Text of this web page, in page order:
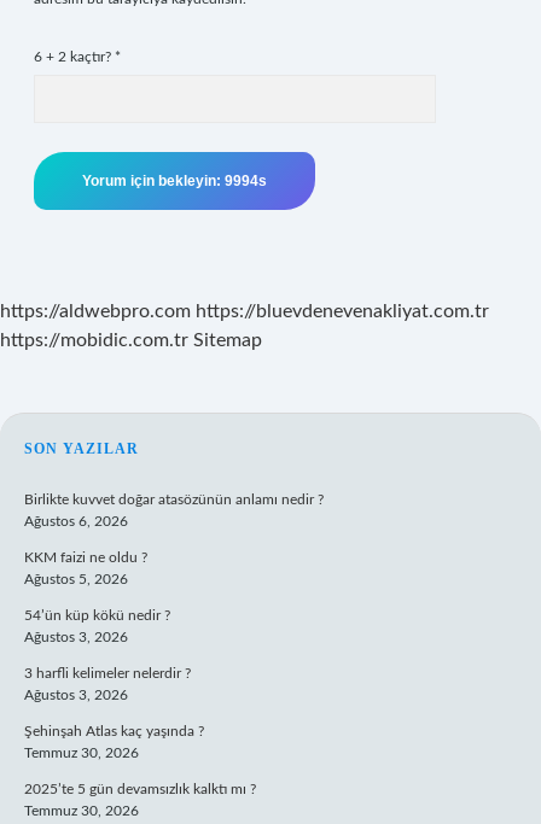
6 + 2 kaçtır? *
https://aldwebpro.com https://bluevdenevenakliyat.com.tr
https://mobidic.com.tr Sitemap
SIDEBAR
SON YAZILAR
Birlikte kuvvet doğar atasözünün anlamı nedir ?
Ağustos 6, 2026
KKM faizi ne oldu ?
Ağustos 5, 2026
54’ün küp kökü nedir ?
Ağustos 3, 2026
3 harfli kelimeler nelerdir ?
Ağustos 3, 2026
Şehinşah Atlas kaç yaşında ?
Temmuz 30, 2026
2025’te 5 gün devamsızlık kalktı mı ?
Temmuz 30, 2026